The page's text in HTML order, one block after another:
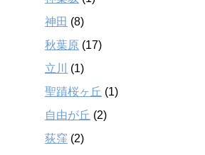
神田 (8)
秋葉原 (17)
立川
(1)
聖蹟桜ヶ丘 (1)
自由が丘 (2)
荻窪 (2)